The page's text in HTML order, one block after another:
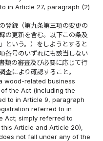
in Article 27, paragraph (2)
登録（第九条第三項の変更の
の更新を含む。以下この条及
という。）をしようとすると
各号のいずれにも該当しない
類の審査及び必要に応じて行
査により確認すること。
wood-related business
the Act (including the
to in Article 9, paragraph
referred to in
Act; simply referred to
Article and Article 20),
not fall under any of the